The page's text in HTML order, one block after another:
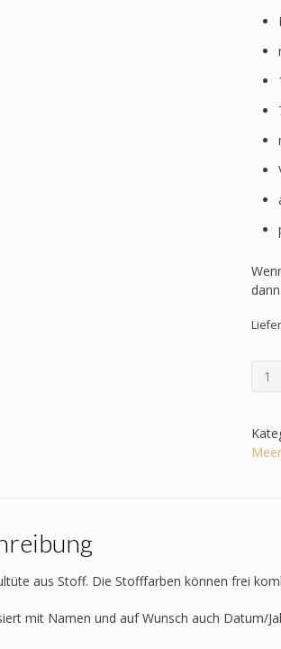
Step
by
aus Stoff. Die Stofffarben können frei
mit Namen und auf Wunsch auch Datum/